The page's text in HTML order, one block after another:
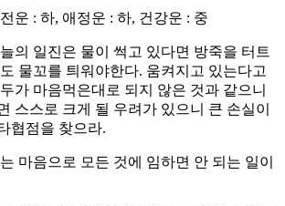
운 : 하, 애정운 : 하, 건강운 : 중
의 일진은 물이 썩고 있다면 방죽을 터트
물꼬를 틔워야한다. 움켜지고 있는다고
가 마음먹은대로 되지 않은 것과 같으니
스스로 크게 될 우려가 있으니 큰 손실이
협점을 찾으라.
마음으로 모든 것에 임하면 안 되는 일이